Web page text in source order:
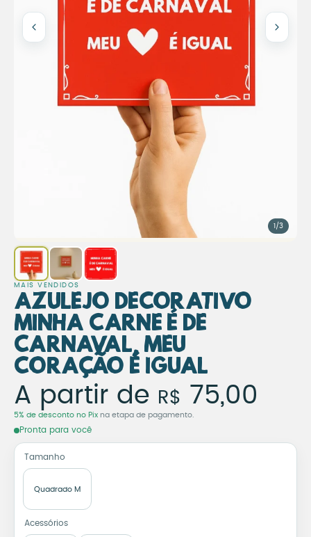
1/3
MAIS VENDIDOS
Azulejo Decorativo
Minha Carne é de
Carnaval, Meu
Coração é Igual
Azulejo Decorativo
A partir de R$ 75,00
5% de desconto no Pix na etapa de pagamento.
Pronta para você
Tamanho
Quadrado M
Acessórios